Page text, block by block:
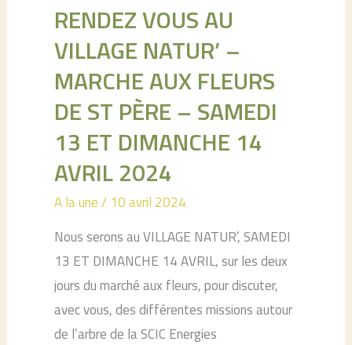
dernier
sciage
à
la
–
Contactez
nous!
RENDEZ VOUS AU
VILLAGE NATUR’ –
MARCHE AUX FLEURS
DE ST PÈRE – SAMEDI
13 ET DIMANCHE 14
AVRIL 2024
A la une/ 10 avril 2024
Nous serons au VILLAGE NATUR’, SAMEDI
13 ET DIMANCHE 14 AVRIL, sur les deux
jours du marché aux fleurs, pour discuter,
avec vous, des différentes missions autour
de l’arbre de la SCIC Energies